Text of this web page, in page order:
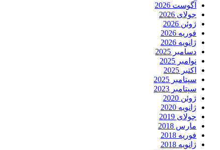
آگوست 2026
جولای 2026
ژوئن 2026
فوریه 2026
ژانویه 2026
دسامبر 2025
نوامبر 2025
اکتبر 2025
سپتامبر 2025
سپتامبر 2023
ژوئن 2020
ژانویه 2020
جولای 2019
مارس 2018
فوریه 2018
ژانویه 2018